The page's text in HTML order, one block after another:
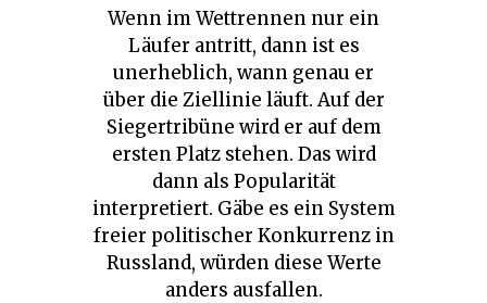
Wenn im Wettrennen nur ein
Läufer antritt, dann ist es
unerheblich, wann genau er
über die Ziellinie läuft. Auf der
Siegertribüne wird er auf dem
ersten Platz stehen. Das wird
dann als Popularität
interpretiert. Gäbe es ein System
freier politischer Konkurrenz in
Russland, würden diese Werte
anders ausfallen.